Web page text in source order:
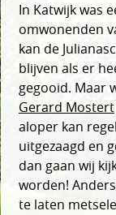
In Katwijk was
omwonenden
kan de
blijven als er
gegooid. Maar
Gerard Mostert
aloper kan
uitgezaagd en
dan gaan wij
worden!
te laten